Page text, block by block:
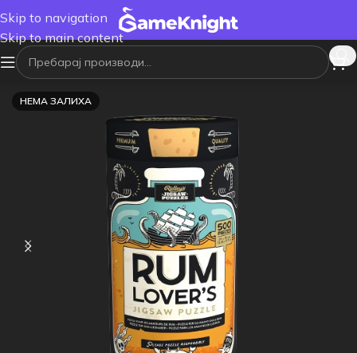
Skip to navigation
Skip to main content
НЕМА ЗАЛИХА